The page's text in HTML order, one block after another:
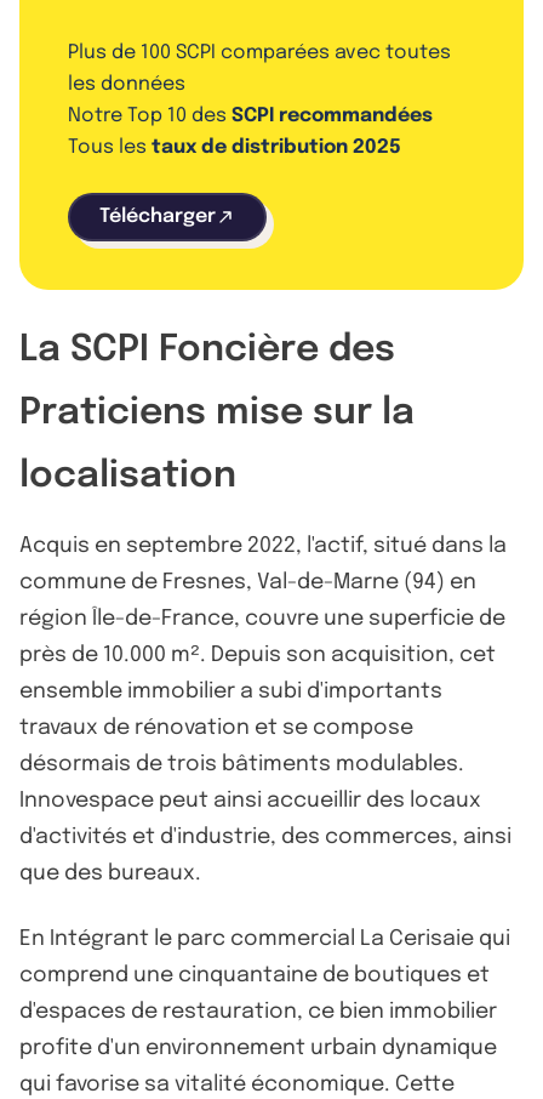
Plus de 100 SCPI comparées avec toutes
les données
Notre Top 10 des SCPI recommandées
Tous les taux de distribution 2025
Télécharger
La SCPI Foncière des
Praticiens mise sur la
localisation
Acquis en septembre 2022, l'actif, situé dans la
commune de Fresnes, Val-de-Marne (94) en
région Île-de-France, couvre une superficie de
près de 10.000 m². Depuis son acquisition, cet
ensemble immobilier a subi d'importants
travaux de rénovation et se compose
désormais de trois bâtiments modulables.
Innovespace peut ainsi accueillir des locaux
d'activités et d'industrie, des commerces, ainsi
que des bureaux.
En Intégrant le parc commercial La Cerisaie qui
comprend une cinquantaine de boutiques et
d'espaces de restauration, ce bien immobilier
profite d'un environnement urbain dynamique
qui favorise sa vitalité économique. Cette